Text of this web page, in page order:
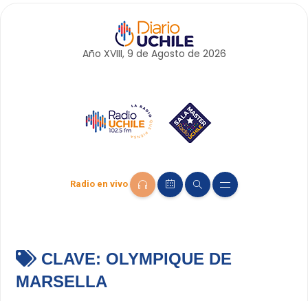
Año XVIII, 9 de Agosto de 2026
Radio en vivo
CLAVE: OLYMPIQUE DE
MARSELLA